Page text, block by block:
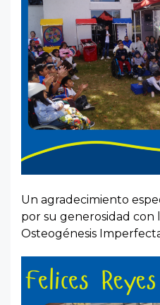
Un agradecimiento
por su generosidad con
Osteogénesis